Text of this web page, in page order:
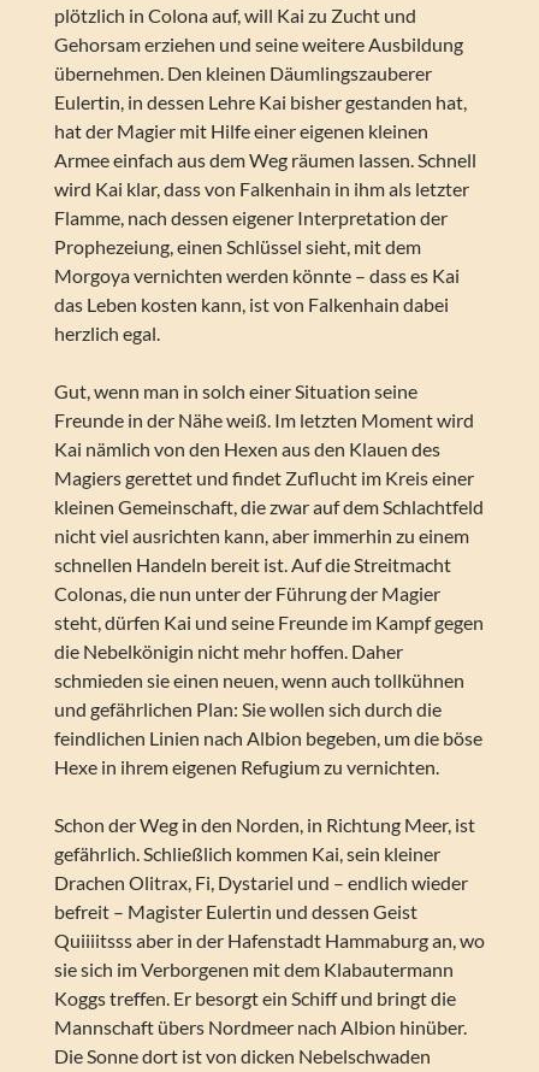
plötzlich in Colona auf, will Kai zu Zucht und
Gehorsam erziehen und seine weitere Ausbildung
übernehmen. Den kleinen Däumlingszauberer
Eulertin, in dessen Lehre Kai bisher gestanden hat,
hat der Magier mit Hilfe einer eigenen kleinen
Armee einfach aus dem Weg räumen lassen. Schnell
wird Kai klar, dass von Falkenhain in ihm als letzter
Flamme, nach dessen eigener Interpretation der
Prophezeiung, einen Schlüssel sieht, mit dem
Morgoya vernichten werden könnte – dass es Kai
das Leben kosten kann, ist von Falkenhain dabei
herzlich egal.
Gut, wenn man in solch einer Situation seine
Freunde in der Nähe weiß. Im letzten Moment wird
Kai nämlich von den Hexen aus den Klauen des
Magiers gerettet und findet Zuflucht im Kreis einer
kleinen Gemeinschaft, die zwar auf dem Schlachtfeld
nicht viel ausrichten kann, aber immerhin zu einem
schnellen Handeln bereit ist. Auf die Streitmacht
Colonas, die nun unter der Führung der Magier
steht, dürfen Kai und seine Freunde im Kampf gegen
die Nebelkönigin nicht mehr hoffen. Daher
schmieden sie einen neuen, wenn auch tollkühnen
und gefährlichen Plan: Sie wollen sich durch die
feindlichen Linien nach Albion begeben, um die böse
Hexe in ihrem eigenen Refugium zu vernichten.
Schon der Weg in den Norden, in Richtung Meer, ist
gefährlich. Schließlich kommen Kai, sein kleiner
Drachen Olitrax, Fi, Dystariel und – endlich wieder
befreit – Magister Eulertin und dessen Geist
Quiiiitsss aber in der Hafenstadt Hammaburg an, wo
sie sich im Verborgenen mit dem Klabautermann
Koggs treffen. Er besorgt ein Schiff und bringt die
Mannschaft übers Nordmeer nach Albion hinüber.
Die Sonne dort ist von dicken Nebelschwaden